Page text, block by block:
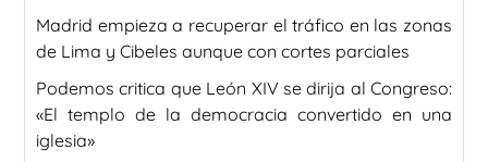
Madrid empieza a recuperar el tráfico en las zonas
de Lima y Cibeles aunque con cortes parciales
Podemos critica que León XIV se dirija al Congreso:
«El templo de la democracia convertido en una
iglesia»